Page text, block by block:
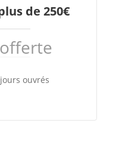
de 250€
ouvrés